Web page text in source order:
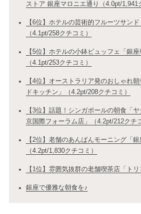
ストア 銀座マロニエ通り（4.0pt/1,941
【6位】ホテルの芸術的フルーツサンド
（4.1pt/258クチコミ）
【5位】ホテルの小鉢ビュッフェ「銀座
（4.1pt/253クチコミ）
【4位】オーストラリア発のおしゃれ
ドキッチン」（4.2pt/208クチコミ）
【3位】話題！シンガポールの朝食「
京国際フォーラム店」（4.2pt/212クチ
【2位】老舗のあんぱんモーニング「銀
（4.2pt/1,830クチコミ）
【1位】雰囲気抜群の老舗喫茶店「トリ
銀座で優雅な朝食を♪